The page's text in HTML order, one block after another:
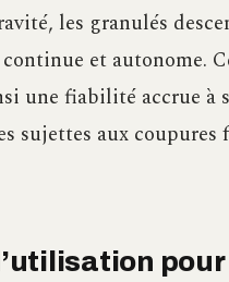
les granulés
et autonome.
une fiabilité accrue à
sujettes aux